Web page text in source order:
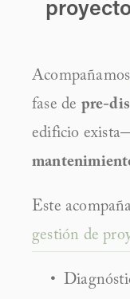
fase de pre-
edificio
gestión de